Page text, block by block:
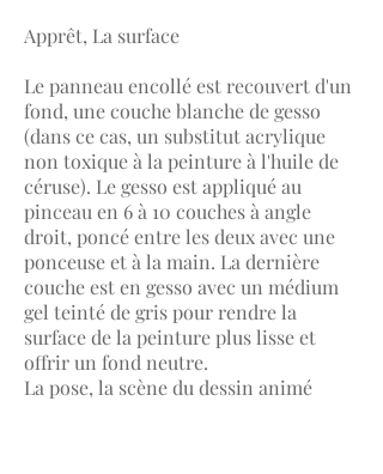
Apprêt, La surface
Le panneau encollé est recouvert d'un
fond, une couche blanche de gesso
(dans ce cas, un substitut acrylique
non toxique à la peinture à l'huile de
céruse). Le gesso est appliqué au
pinceau en 6 à 10 couches à angle
droit, poncé entre les deux avec une
ponceuse et à la main. La dernière
couche est en gesso avec un médium
gel teinté de gris pour rendre la
surface de la peinture plus lisse et
offrir un fond neutre.
La pose, la scène du dessin animé